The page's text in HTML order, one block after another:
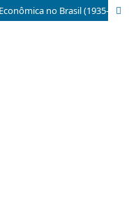
A Novidade do Passado: a Sociologia Econômica no Brasil (1935-1979)